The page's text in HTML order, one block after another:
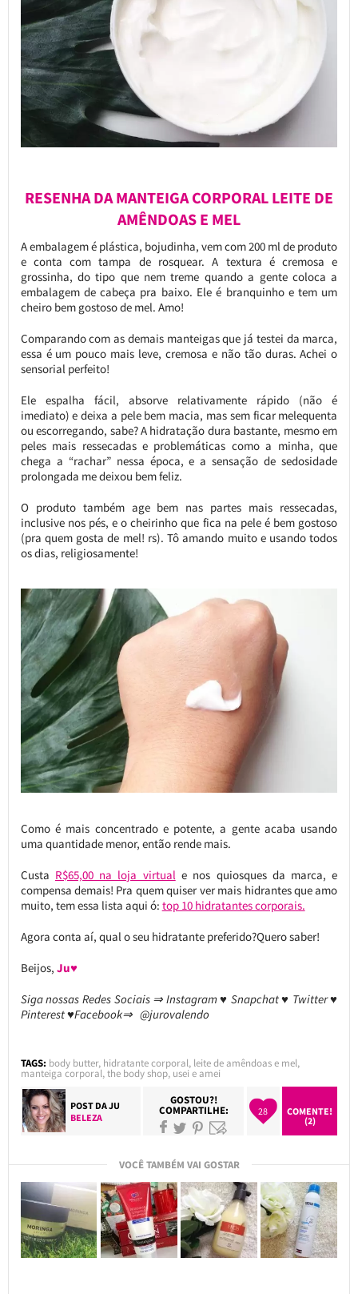
RESENHA DA MANTEIGA CORPORAL LEITE DE
AMÊNDOAS E MEL
A embalagem é plástica, bojudinha, vem com 200 ml de produto
e conta com tampa de rosquear. A textura é cremosa e
grossinha, do tipo que nem treme quando a gente coloca a
embalagem de cabeça pra baixo. Ele é branquinho e tem um
cheiro bem gostoso de mel. Amo!
Comparando com as demais manteigas que já testei da marca,
essa é um pouco mais leve, cremosa e não tão duras. Achei o
sensorial perfeito!
Ele espalha fácil, absorve relativamente rápido (não é
imediato) e deixa a pele bem macia, mas sem ficar melequenta
ou escorregando, sabe? A hidratação dura bastante, mesmo em
peles mais ressecadas e problemáticas como a minha, que
chega a “rachar” nessa época, e a sensação de sedosidade
prolongada me deixou bem feliz.
O produto também age bem nas partes mais ressecadas,
inclusive nos pés, e o cheirinho que fica na pele é bem gostoso
(pra quem gosta de mel! rs). Tô amando muito e usando todos
os dias, religiosamente!
Como é mais concentrado e potente, a gente acaba usando
uma quantidade menor, então rende mais.
Custa R$65,00 na loja virtual e nos quiosques da marca, e
compensa demais! Pra quem quiser ver mais hidrantes que amo
muito, tem essa lista aqui ó: top 10 hidratantes corporais.
Agora conta aí, qual o seu hidratante preferido?Quero saber!
Beijos, Ju♥
Siga nossas Redes Sociais ⇒ Instagram ♥ Snapchat ♥ Twitter ♥
Pinterest ♥Facebook⇒ @jurovalendo
TAGS: body butter, hidratante corporal, leite de amêndoas e mel,
manteiga corporal,the body shop, usei e amei
POST DAJU
BELEZA
GOSTOU?!
COMPARTILHE: 28
COMENTE!
(2)
VOCÊ TAMBÉM VAI GOSTAR